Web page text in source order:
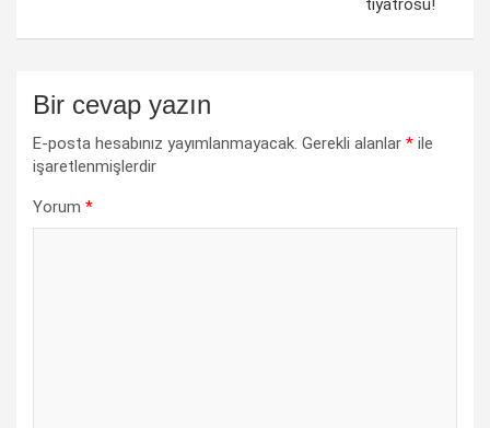
tiyatrosu!
Bir cevap yazın
E-posta hesabınız yayımlanmayacak. Gerekli alanlar * ile
işaretlenmişlerdir
Yorum *